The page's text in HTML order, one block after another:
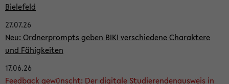
n
l
e
i
s
Bielefeld
27.07.26
Neu: Ordnerprompts geben BIKI verschiedene Charaktere
und Fähigkeiten
17.06.26
Feedback gewünscht: Der digitale Studierendenausweis in